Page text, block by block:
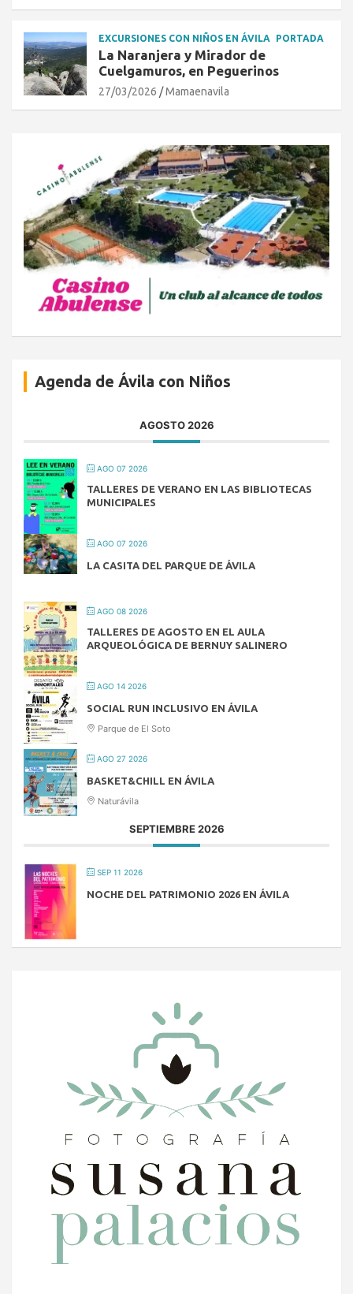
EXCURSIONES CON NIÑOS EN ÁVILA PORTADA
La Naranjera y Mirador de
Cuelgamuros, en Peguerinos
27/03/2026 Mamaenavila
Agenda de Ávila con Niños
AGOSTO 2026
AGO 07 2026
TALLERES DE VERANO EN LAS BIBLIOTECAS
MUNICIPALES
AGO 07 2026
LA CASITA DEL PARQUE DE ÁVILA
AGO 08 2026
TALLERES DE AGOSTO EN EL AULA
ARQUEOLÓGICA DE BERNUY SALINERO
AGO 14 2026
SOCIAL RUN INCLUSIVO EN ÁVILA
Parque de El Soto
AGO 27 2026
BASKET&CHILL EN ÁVILA
Naturávila
SEPTIEMBRE 2026
SEP 11 2026
NOCHE DEL PATRIMONIO 2026 EN ÁVILA